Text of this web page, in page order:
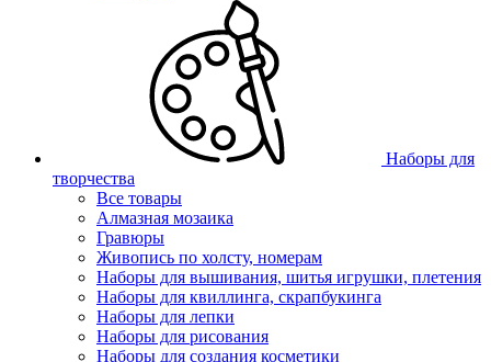
Наборы для
творчества
Все товары
Алмазная мозаика
Гравюры
Живопись по холсту, номерам
Наборы для вышивания, шитья игрушки, плетения
Наборы для квиллинга, скрапбукинга
Наборы для лепки
Наборы для рисования
Наборы для создания косметики